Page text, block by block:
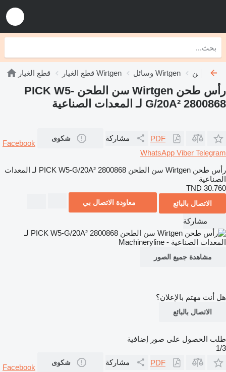
قطع الغيار قطع الغيار Wirtgen وسائل Wirtgen
رأس طحن Wirtgen سن الطحن PICK W5-
G/20A² 2800868 لـ المعدات الصناعية
PDF مشاركة شكوى
Facebook
WhatsApp Viber Telegram
رأس طحن Wirtgen سن الطحن PICK W5-G/20A² 2800868 لـ المعدات
الصناعية
TND 30.760
الاتصال بالبائع معاودة الاتصال بي
مشاركة
مشاهدة جميع الصور
هل أنت مهتم بالإعلان؟
الاتصال بالبائع
طلب الحصول على صور إضافية
1/3
PDF
مشاركة شكوى
Facebook